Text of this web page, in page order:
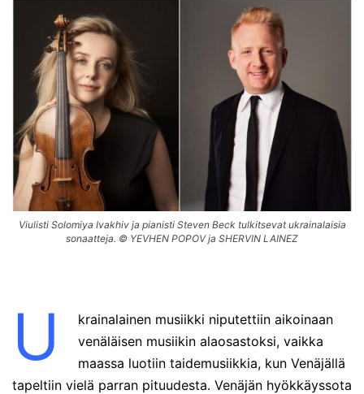
Viulisti Solomiya Ivakhiv ja pianisti Steven Beck tulkitsevat ukrainalaisia
sonaatteja. © YEVHEN POPOV ja SHERVIN LAINEZ
U
krainalainen musiikki niputettiin aikoinaan
venäläisen musiikin alaosastoksi, vaikka
maassa luotiin taidemusiikkia, kun Venäjällä
tapeltiin vielä parran pituudesta. Venäjän hyökkäyssota